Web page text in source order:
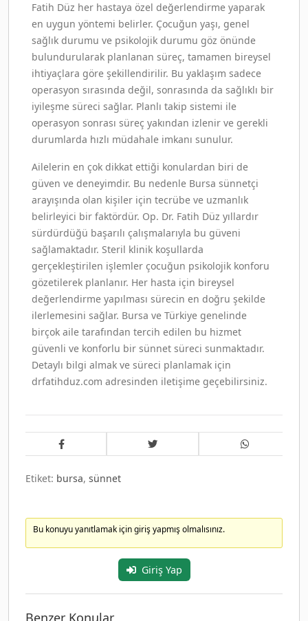
Fatih Düz her hastaya özel değerlendirme yaparak
en uygun yöntemi belirler. Çocuğun yaşı, genel
sağlık durumu ve psikolojik durumu göz önünde
bulundurularak planlanan süreç, tamamen bireysel
ihtiyaçlara göre şekillendirilir. Bu yaklaşım sadece
operasyon sırasında değil, sonrasında da sağlıklı bir
iyileşme süreci sağlar. Planlı takip sistemi ile
operasyon sonrası süreç yakından izlenir ve gerekli
durumlarda hızlı müdahale imkanı sunulur.
Ailelerin en çok dikkat ettiği konulardan biri de
güven ve deneyimdir. Bu nedenle Bursa sünnetçi
arayışında olan kişiler için tecrübe ve uzmanlık
belirleyici bir faktördür. Op. Dr. Fatih Düz yıllardır
sürdürdüğü başarılı çalışmalarıyla bu güveni
sağlamaktadır. Steril klinik koşullarda
gerçekleştirilen işlemler çocuğun psikolojik konforu
gözetilerek planlanır. Her hasta için bireysel
değerlendirme yapılması sürecin en doğru şekilde
ilerlemesini sağlar. Bursa ve Türkiye genelinde
birçok aile tarafından tercih edilen bu hizmet
güvenli ve konforlu bir sünnet süreci sunmaktadır.
Detaylı bilgi almak ve süreci planlamak için
drfatihduz.com adresinden iletişime geçebilirsiniz.
Etiket: bursa, sünnet
Bu konuyu yanıtlamak için giriş yapmış olmalısınız.
Giriş Yap
Benzer Konular